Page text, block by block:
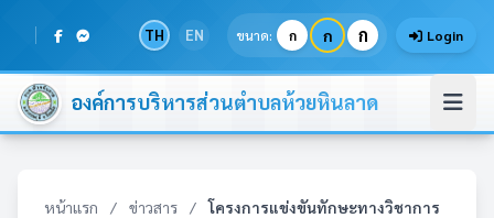
TH EN ขนาด: ก ก ก Login
องค์การบริหารส่วนตำบลห้วยหินลาด
หน้าแรก / ข่าวสาร /
โครงการแข่งขันทักษะทางวิชาการ